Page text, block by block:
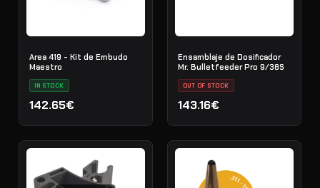
Area 419 - Kit de Embudo
Maestro
IN STOCK
142.65€
Ensamblaje de Dosificador
Mr. Bulletfeeder Pro 9/38S
OUT OF STOCK
143.16€